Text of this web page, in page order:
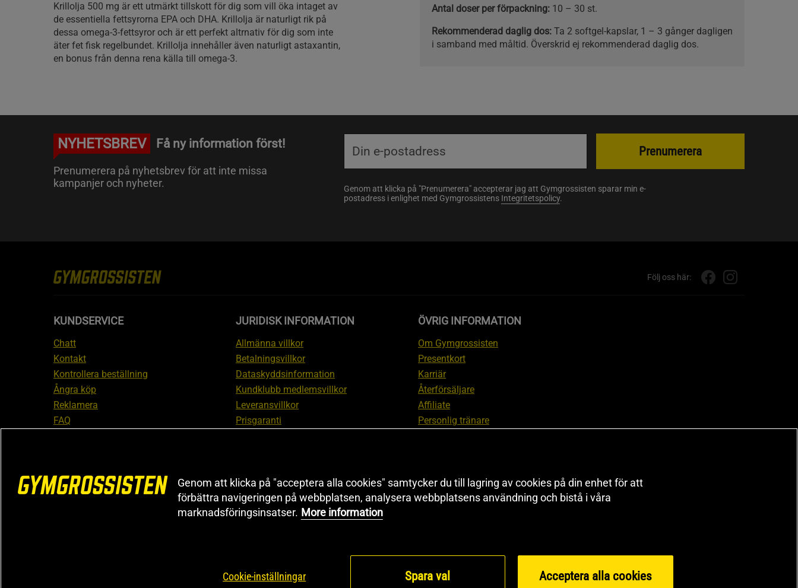
Krillolja 500 mg är ett utmärkt tillskott för dig som vill öka intaget av
de essentiella fettsyrorna EPA och DHA. Krillolja är naturligt rik på
dessa omega-3-fettsyror och är ett perfekt altrnativ för dig som inte
äter fet fisk regelbundet. Krillolja innehåller även naturligt astaxantin,
en bonus från denna rena källa till omega-3.
Antal doser per förpackning:10 – 30 st.
Rekommenderad daglig dos:Ta 2 softgel-kapslar, 1 – 3 gånger dagligen
i samband med måltid. Överskrid ej rekommenderad daglig dos.
NYHETSBREV Få ny information först!
Prenumerera på nyhetsbrev för att inte missa
kampanjer och nyheter.
Genom att klicka på "Prenumerera" accepterar jag att Gymgrossisten sparar min e-
postadress i enlighet med Gymgrossistens Integritetspolicy.
Prenumerera
Följ oss här:
KUNDSERVICE
Chatt
Kontakt
Kontrollera beställning
Ångra köp
Reklamera
FAQ
JURIDISK INFORMATION
Allmänna villkor
Betalningsvillkor
Dataskyddsinformation
Kundklubb medlemsvillkor
Leveransvillkor
Prisgaranti
ÖVRIG INFORMATION
Om Gymgrossisten
Presentkort
Karriär
Återförsäljare
Affiliate
Personlig tränare
Black Friday
Artiklar & Övningar
Genom att klicka på "acceptera alla cookies" samtycker du till lagring av cookies på din enhet för att
förbättra navigeringen på webbplatsen, analysera webbplatsens användning och bistå i våra
marknadsföringsinsatser. More information
Cookie-inställningar Spara val Acceptera alla cookies